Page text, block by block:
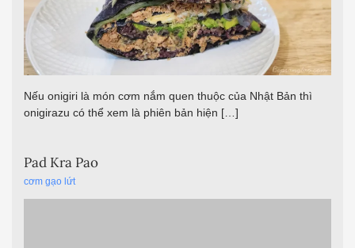
Nếu onigiri là món cơm nắm quen thuộc của Nhật Bản thì
onigirazu có thể xem là phiên bản hiện […]
Pad Kra Pao
cơm gạo lứt